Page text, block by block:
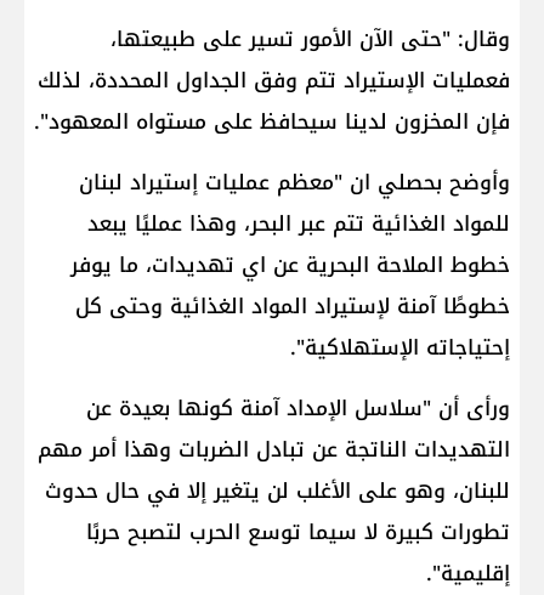
وقال: "حتى الآن الأمور تسير على طبيعتها،
فعمليات الإستيراد تتم وفق الجداول المحددة، لذلك
فإن المخزون لدينا سيحافظ على مستواه المعهود".
وأوضح بحصلي ان "معظم عمليات إستيراد لبنان
للمواد الغذائية تتم عبر البحر، وهذا عمليًا يبعد
خطوط الملاحة البحرية عن اي تهديدات، ما يوفر
خطوطًا آمنة لإستيراد المواد الغذائية وحتى كل
إحتياجاته الإستهلاكية".
ورأى أن "سلاسل الإمداد آمنة كونها بعيدة عن
التهديدات الناتجة عن تبادل الضربات وهذا أمر مهم
للبنان، وهو على الأغلب لن يتغير إلا في حال حدوث
تطورات كبيرة لا سيما توسع الحرب لتصبح حربًا
إقليمية".